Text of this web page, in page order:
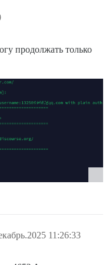
продолжать только
11:26:33